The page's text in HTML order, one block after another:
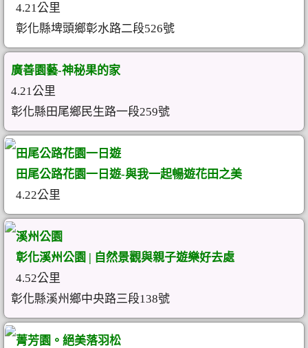
4.21公里
彰化縣埤頭鄉彰水路二段526號
廣善園藝-神秘果的家
4.21公里
彰化縣田尾鄉民生路一段259號
田尾公路花園一日遊
田尾公路花園一日遊-與我一起暢遊花田之美
4.22公里
溪州公園
彰化溪州公園 | 自然景觀與親子遊樂好去處
4.52公里
彰化縣溪州鄉中央路三段138號
菁芳園。絕美落羽松